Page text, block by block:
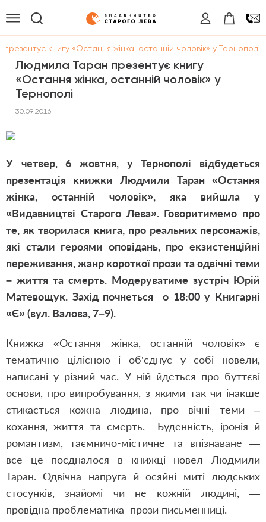
книгу «Остання жінка, останній чоловік» у Тернополі
Людмила Таран презентує книгу
«Остання жінка, останній чоловік» у
Тернополі
30.09.2016
У четвер, 6 жовтня, у Тернополі відбудеться
презентація книжки Людмили Таран «Остання
жінка, останній чоловік», яка вийшла у
«Видавництві Старого Лева». Говоритимемо про
те, як творилася книга, про реальних персонажів,
які стали героями оповідань, про екзистенційні
переживання, жанр короткої прози та одвічні теми
– життя та смерть. Модеруватиме зустріч Юрій
Матевощук. Захід почнеться о 18:00 у Книгарні
«Є» (вул. Валова, 7–9).
Книжка «Остання жінка, останній чоловік» є
тематично цілісною і об’єднує у собі новели,
написані у різний час. У ній йдеться про буттєві
основи, про випробування, з якими так чи інакше
стикається кожна людина, про вічні теми –
кохання, життя та смерть. Буденність, іронія й
романтизм, таємничо-містичне та впізнаване —
все це поєдналося в книжці новел Людмили
Таран. Одвічна напруга й осяйні миті людських
стосунків, знайомі чи не кожній людині, —
провідна проблематика прози письменниці.